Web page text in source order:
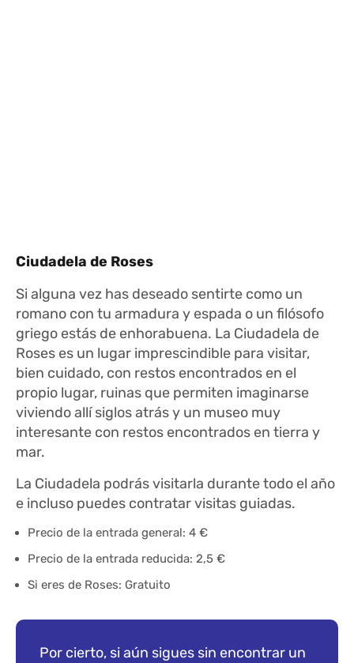
Ciudadela de Roses
Si alguna vez has deseado sentirte como un
romano con tu armadura y espada o un filósofo
griego estás de enhorabuena. La Ciudadela de
Roses es un lugar imprescindible para visitar,
bien cuidado, con restos encontrados en el
propio lugar, ruinas que permiten imaginarse
viviendo allí siglos atrás y un museo muy
interesante con restos encontrados en tierra y
mar.
La Ciudadela podrás visitarla durante todo el año
e incluso puedes contratar visitas guiadas.
Precio de la entrada general: 4 €
Precio de la entrada reducida: 2,5 €
Si eres de Roses: Gratuito
Por cierto, si aún sigues sin encontrar un